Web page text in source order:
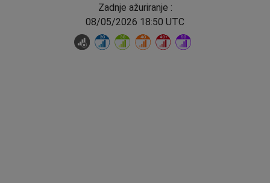
Zadnje ažuriranje :
08/05/2026 18:50 UTC